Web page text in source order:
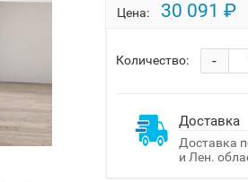
Цена: 30 091 ₽
Количество: -
Доставка
Доставка
и Лен.